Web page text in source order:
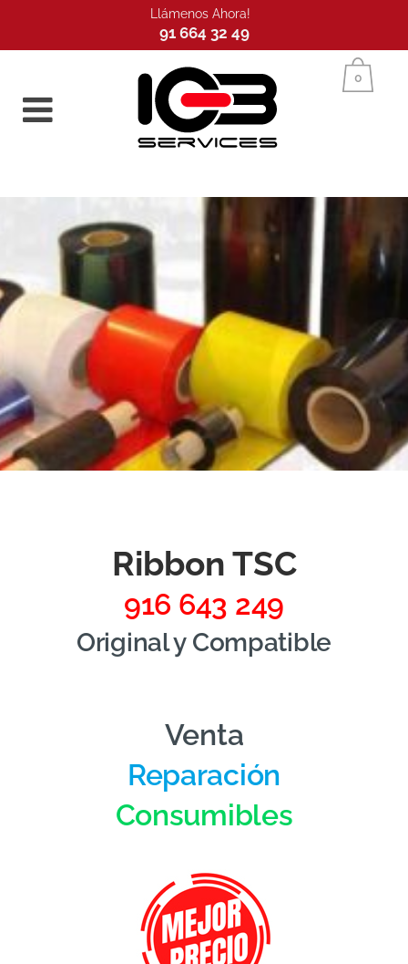
Llámenos Ahora!
91 664 32 49
Inicio 0
Ribbon TSC
916 643 249
Original y Compatible
Venta
Reparación
Consumibles